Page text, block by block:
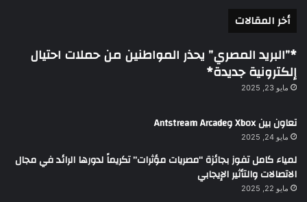
أخر المقالات
*”البريد المصري” يحذر المواطنين من حملات احتيال
إلكترونية جديدة*
مايو 23, 2025
تعاون بين Xbox وAntstream Arcade
مايو 24, 2025
لمياء كامل تفوز بجائزة “مصريات مؤثرات” تكريماً لدورها الرائد في مجال
الاتصالات والتأثير الإيجابي
مايو 22, 2025